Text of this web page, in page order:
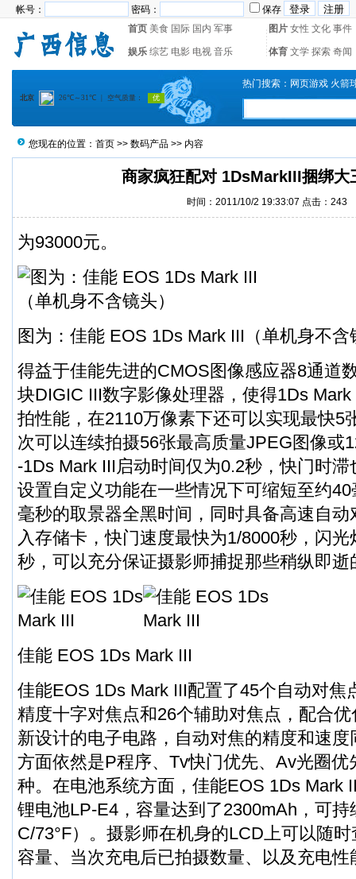
帐号： 密码：
保存
首页 美食 国际 国内 军事 图片 女性 文化 事件
娱乐 综艺 电影 电视 音乐 体育 文学 探索 奇闻
热门搜索： 网页游戏 火箭
您现在的位置： 首页 >> 数码产品 >> 内容
商家疯狂配对 1DsMarkIII捆绑大
时间：2011/10/2 19:33:07 点击： 243
为93000元。
图为：佳能 EOS 1Ds Mark III（单机身不含
得益于佳能先进的CMOS图像感应器8通道
块DIGIC III数字影像处理器，使得1Ds
拍性能，在2110万像素下还可以实现最快5
次可以连续拍摄56张最高质量JPEG图像或
-1Ds Mark III启动时间仅为0.2秒，快门时
设置自定义功能在一些情况下可缩短至约
毫秒的取景器全黑时间，同时具备高速自
入存储卡，快门速度最快为1/8000秒，闪
秒，可以充分保证摄影师捕捉那些稍纵即逝
佳能 EOS 1Ds Mark III
佳能EOS 1Ds Mark III配置了45个自动对焦
精度十字对焦点和26个辅助对焦点，配合
新设计的电子电路，自动对焦的精度和速
方面依然是P程序、Tv快门优先、Av光圈优
种。在电池系统方面，佳能EOS 1Ds Mark
锂电池LP-E4，容量达到了2300mAh，可持
C/73°F）。摄影师在机身的LCD上可以随
容量、当次充电后已拍摄数量、以及充电